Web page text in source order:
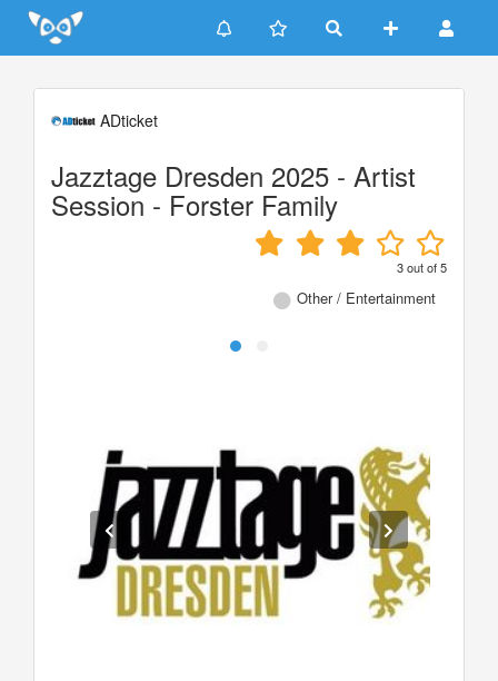
Update cookies preferences
ADticket
Jazztage Dresden 2025 - Artist
Session - Forster Family
3out of5
Other / Entertainment